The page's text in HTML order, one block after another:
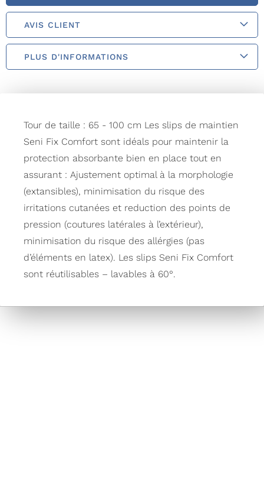
AVIS CLIENT
PLUS D'INFORMATIONS
Tour de taille : 65 - 100 cm Les slips de maintien
Seni Fix Comfort sont idéals pour maintenir la
protection absorbante bien en place tout en
assurant : Ajustement optimal à la morphologie
(extansibles), minimisation du risque des
irritations cutanées et reduction des points de
pression (coutures latérales à l’extérieur),
minimisation du risque des allérgies (pas
d’éléments en latex). Les slips Seni Fix Comfort
sont réutilisables – lavables à 60°.